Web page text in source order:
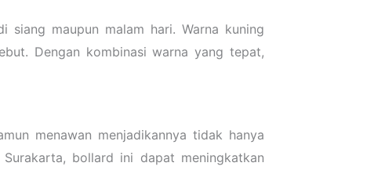
maupun malam hari. Warna kuning
Dengan kombinasi warna yang tepat,
menawan menjadikannya tidak hanya
bollard ini dapat meningkatkan